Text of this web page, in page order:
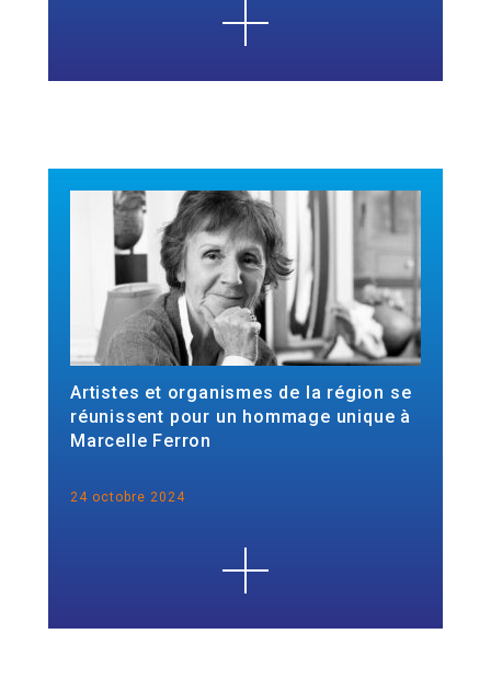
Artistes et organismes de la région se
réunissent pour un hommage unique à
Marcelle Ferron
24 octobre 2024